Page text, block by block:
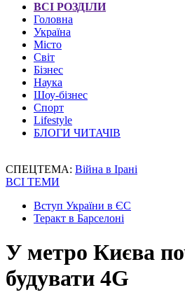
ВСІ РОЗДІЛИ
Головна
Україна
Місто
Світ
Бізнес
Наука
Шоу-бізнес
Спорт
Lifestyle
БЛОГИ ЧИТАЧІВ
СПЕЦТЕМА: Війна в Ірані
ВСІ ТЕМИ
Вступ України в ЄС
Теракт в Барселоні
У метро Києва
будувати 4G